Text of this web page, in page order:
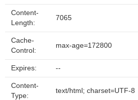
Content-
Length:
7065
Cache-
Control:
max-age=172800
Expires: --
Content-
Type:
text/html; charset=UTF-8